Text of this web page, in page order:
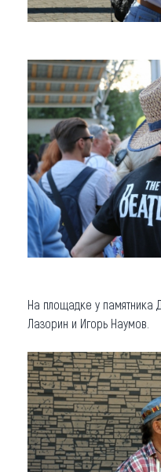
На площадке у памятника
Лазорин и Игорь Наумов.